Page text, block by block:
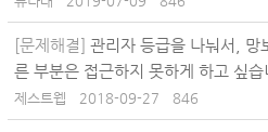
[문제해결] 관리자 등급을 나눠서, 망
른 부분은 접근하지 못하게 하고 싶습
제스트웹 2018-09-27 846